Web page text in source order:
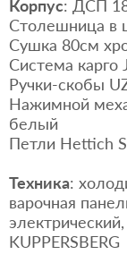
Корпус: ДСП
Столешница в
Сушка 80см
Система карго
Ручки-скобы
Нажимной
белый
Петли Hettich
Техника:
варочная
KUPPERSBERG